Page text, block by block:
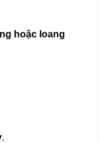
hoặc loang
.